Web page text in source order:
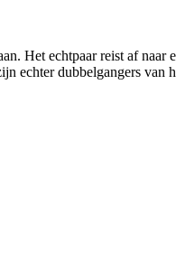
Het echtpaar reist af
echter dubbelgangers van